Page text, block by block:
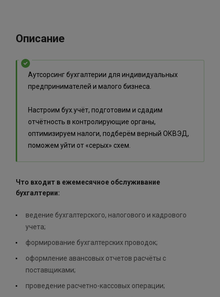
Описание
Аутсорсинг бухгалтерии для индивидуальных
предпринимателей и малого бизнеса.
Настроим бух.учёт, подготовим и сдадим
отчётность в контролирующие органы,
оптимизируем налоги, подберём верный ОКВЭД,
поможем уйти от «серых» схем.
Что входит в ежемесячное обслуживание
бухгалтерии:
ведение бухгалтерского, налогового и кадрового
учета;
формирование бухгалтерских проводок;
оформление авансовых отчетов расчёты с
поставщиками;
проведение расчетно-кассовых операции;